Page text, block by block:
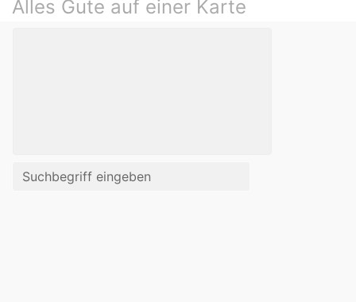
Alles Gute auf einer Karte